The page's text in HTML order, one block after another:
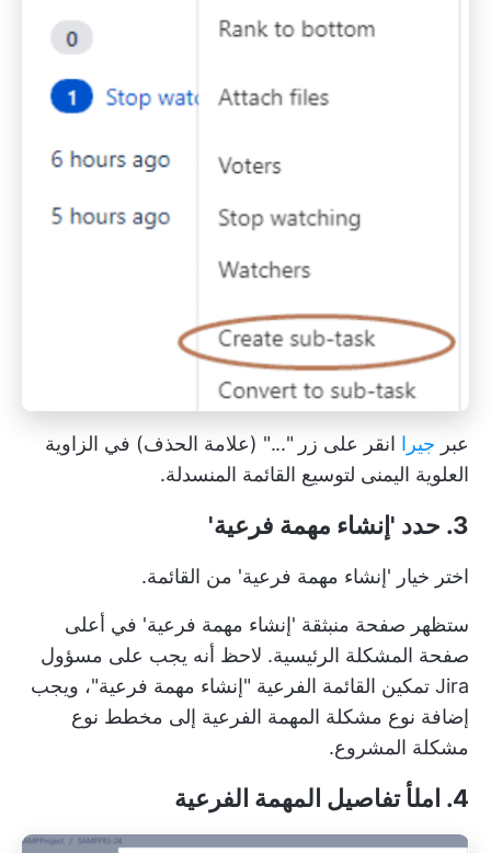
عبر جيرا انقر على زر "..." (علامة الحذف) في الزاوية
العلوية اليمنى لتوسيع القائمة المنسدلة.
3. حدد 'إنشاء مهمة فرعية'
اختر خيار 'إنشاء مهمة فرعية' من القائمة.
ستظهر صفحة منبثقة 'إنشاء مهمة فرعية' في أعلى
صفحة المشكلة الرئيسية. لاحظ أنه يجب على مسؤول
Jira تمكين القائمة الفرعية "إنشاء مهمة فرعية"، ويجب
إضافة نوع مشكلة المهمة الفرعية إلى مخطط نوع
مشكلة المشروع.
4. املأ تفاصيل المهمة الفرعية